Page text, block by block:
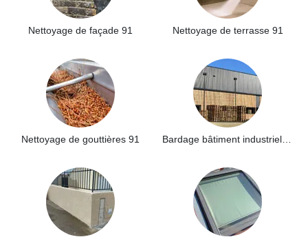
Nettoyage de façade 91 Nettoyage de terrasse 91
Nettoyage de gouttières 91